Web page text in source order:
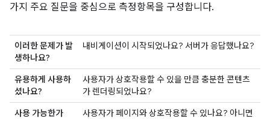
가지 주요 질문을 중심으로 측정항목을 구성합니다.
이러한 문제가 발
생하나요?
내비게이션이 시작되었나요? 서버가 응답했나요?
유용하게 사용하
셨나요?
사용자가 상호작용할 수 있을 만큼 충분한 콘텐츠
가 렌더링되었나요?
사용 가능한가
사용자가 페이지와 상호작용할 수 있나요? 아니면